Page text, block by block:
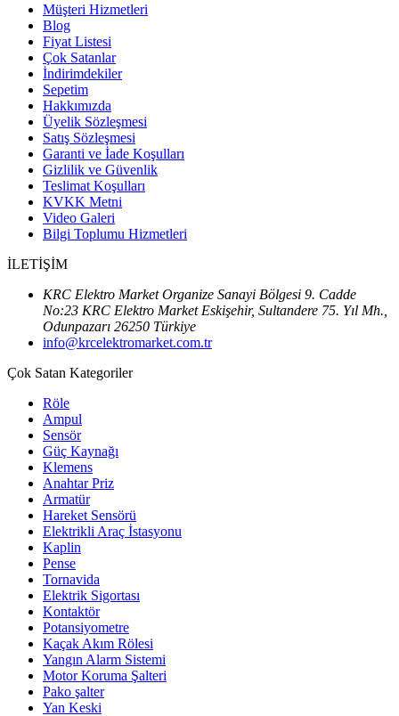
Müşteri Hizmetleri
Blog
Fiyat Listesi
Çok Satanlar
İndirimdekiler
Sepetim
Hakkımızda
Üyelik Sözleşmesi
Satış Sözleşmesi
Garanti ve İade Koşulları
Gizlilik ve Güvenlik
Teslimat Koşulları
KVKK Metni
Video Galeri
Bilgi Toplumu Hizmetleri
İLETİŞİM
KRC Elektro Market Organize Sanayi Bölgesi 9. Cadde
No:23 KRC Elektro Market Eskişehir, Sultandere 75. Yıl Mh.,
Odunpazarı 26250 Türkiye
info@krcelektromarket.com.tr
Çok Satan Kategoriler
Röle
Ampul
Sensör
Güç Kaynağı
Klemens
Anahtar Priz
Armatür
Hareket Sensörü
Elektrikli Araç İstasyonu
Kaplin
Pense
Tornavida
Elektrik Sigortası
Kontaktör
Potansiyometre
Kaçak Akım Rölesi
Yangın Alarm Sistemi
Motor Koruma Şalteri
Pako şalter
Yan Keski